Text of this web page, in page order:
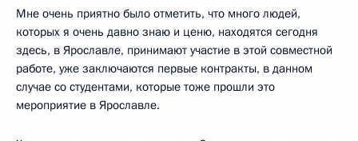
Мне очень приятно было отметить, что много людей,
которых я очень давно знаю и ценю, находятся сегодня
здесь, в Ярославле, принимают участие в этой совместной
работе, уже заключаются первые контракты, в данном
случае со студентами, которые тоже прошли это
мероприятие в Ярославле.